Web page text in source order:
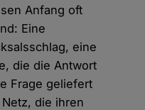
Anfang oft
Eine
eine
die die Antwort
Frage geliefert
die ihren